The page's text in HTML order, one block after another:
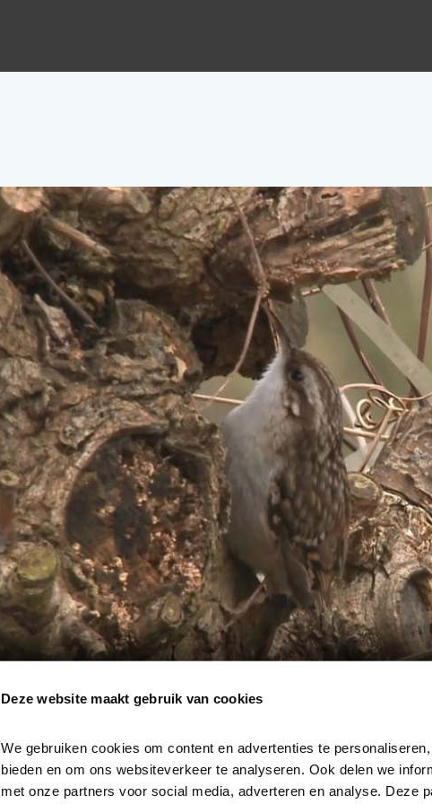
Deze website maakt gebruik van cookies
We gebruiken cookies om content en advertenties te
bieden en om ons websiteverkeer te analyseren. Ook delen we
met onze partners voor social media, adverteren en analyse. Deze